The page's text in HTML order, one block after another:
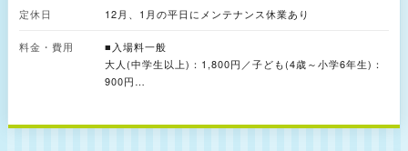
きるのも魅力の一つです。 場内中央に広がる「山の上エリア」には、標高
330mの眺望バツグンの観覧車やファミリーコースター、メリーゴーランド
などのアトラクションがそろう「わくわくランド（遊園地）」があり、小さ
い子どもがいる家族も楽しめます。ほかにもアトラクション好きの人は房総
の山並みを望むジップラインや高さ21mのバンジージャンプにも挑戦できま
9:30～16:00(土日祝日)
定休日 12月、1月の平日にメンテナンス休業あり
料金・費用
■入場料一般
大人(中学生以上)：1,800円／子ども(4歳～小学6年生)：
900円
450円